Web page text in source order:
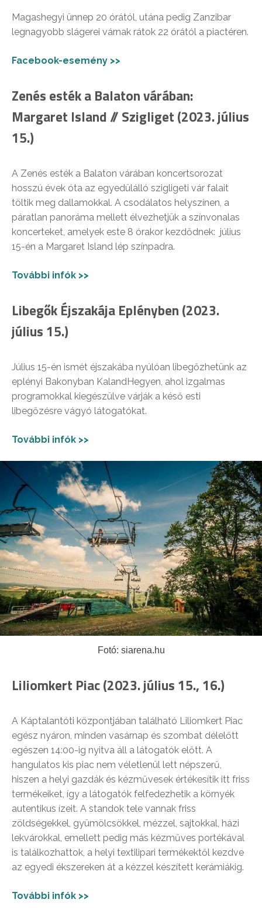
Magashegyi ünnep 20 órától, utána pedig Zanzibar
legnagyobb slágerei várnak rátok 22 órától a piactéren.
Facebook-esemény >>
Zenés esték a Balaton várában:
Margaret Island // Szigliget (2023. július
15.)
A Zenés esték a Balaton várában koncertsorozat
hosszú évek óta az egyedülálló szigligeti vár falait
töltik meg dallamokkal. A csodálatos helyszínen, a
páratlan panoráma mellett élvezhetjük a színvonalas
koncerteket, amelyek este 8 órakor kezdődnek: július
15-én a Margaret Island lép színpadra.
További infók >>
Libegők Éjszakája Eplényben (2023.
július 15.)
Július 15-én ismét éjszakába nyúlóan libegőzhetünk az
eplényi Bakonyban KalandHegyen, ahol izgalmas
programokkal kiegészülve várják a késő esti
libegőzésre vágyó látogatókat.
További infók >>
Fotó: siarena.hu
Liliomkert Piac (2023. július 15., 16.)
A Káptalantóti központjában található Liliomkert Piac
egész nyáron, minden vasárnap és szombat délelőtt
egészen 14:00-ig nyitva áll a látogatók előtt. A
hangulatos kis piac nem véletlenül lett népszerű,
hiszen a helyi gazdák és kézművesek értékesítik itt friss
termékeiket, így a látogatók felfedezhetik a környék
autentikus ízeit. A standok tele vannak friss
zöldségekkel, gyümölcsökkel, mézzel, sajtokkal, házi
lekvárokkal, emellett pedig más kézműves portékával
is találkozhattok, a helyi textilipari termékektől kezdve
az egyedi ékszereken át a kézzel készített kerámiákig.
További infók >>